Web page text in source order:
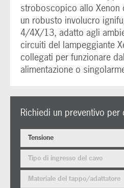
stroboscopico allo Xenon
un robusto involucro
4/4X/13, adatto agli
circuiti del lampeggiante
collegati per funzionare
alimentazione o
Richiedi un preventivo
Tensione
Tipo di ingresso del cavo
Materiale del tappo/adattatore